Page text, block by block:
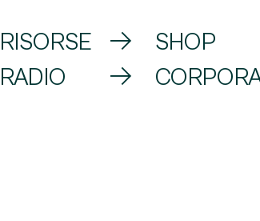
RISORSE
RADIO
SHOP